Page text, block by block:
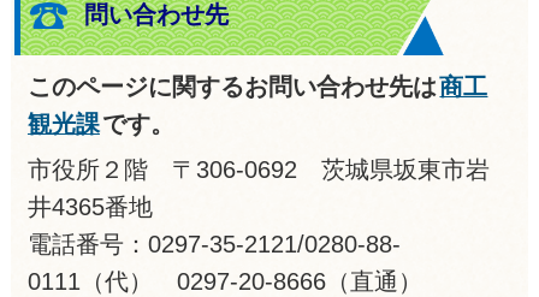
問い合わせ先
このページに関するお問い合わせ先は商工
観光課です。
市役所２階 〒306-0692 茨城県坂東市岩
井4365番地
電話番号：0297-35-2121/0280-88-
0111（代） 0297-20-8666（直通）